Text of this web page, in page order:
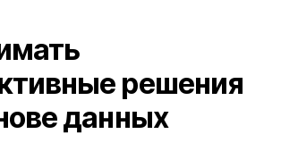
решения
данных